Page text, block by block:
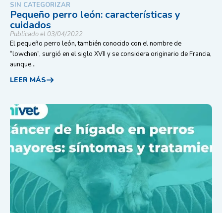
SIN CATEGORIZAR
Pequeño perro león: características y
cuidados
Publicado el 03/04/2022
El pequeño perro león, también conocido con el nombre de
“lowchen”, surgió en el siglo XVII y se considera originario de Francia,
aunque...
LEER MÁS